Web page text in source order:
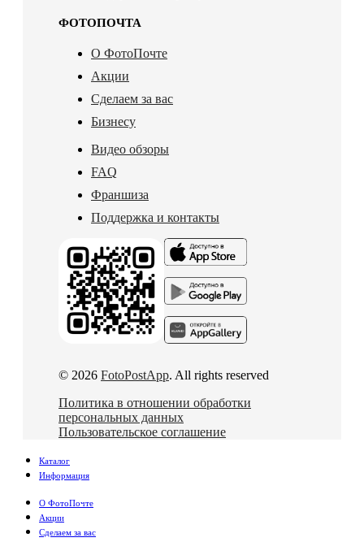
ФОТОПОЧТА
О ФотоПочте
Акции
Сделаем за вас
Бизнесу
Видео обзоры
FAQ
Франшиза
Поддержка и контакты
© 2026 FotoPostApp. All rights reserved
Политика в отношении обработки
персональных данных
Пользовательское соглашение
Каталог
Информация
О ФотоПочте
Акции
Сделаем за вас